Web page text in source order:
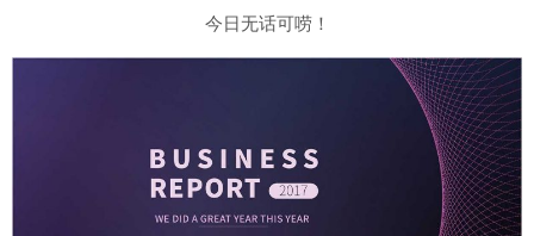
今日无话可唠！